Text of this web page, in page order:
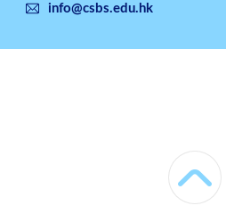
info@csbs.edu.hk